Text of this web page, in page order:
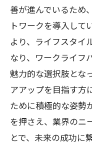
善が進んでいるため
トワークを導入して
より、ライフスタイ
なり、ワークライフ
魅力的な選択肢とな
アアップを目指す方
ために積極的な姿勢
を押さえ、業界のニ
とで、未来の成功に